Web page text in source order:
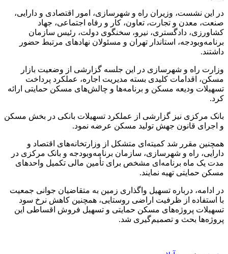
در این نشست، وزیران راه و شهرسازی، امور اقتصادی و دارایی،
صنعت، معدن و تجارت، تعاون، کار و رفاه اجتماعی، جهاد
کشاورزی، دادگستری، نیرو، سخنگوی دولت، رئیس سازمان
برنامه‌وبودجه، استاندار تهران و مسئولان نهادهای مرتبط حضور
داشتند.
وزارت راه و شهرسازی در این جلسه گزارشی از وضعیت بازار
مسکن، اقدامات کلیدی بسته مدیریت اجاره، عملکرد پرداخت
تسهیلات ودیعه مسکن و برنامه‌ها و چالش‌های مسکن حمایتی ارائه
کرد.
بانک مرکزی نیز گزارشی از عملکرد تسهیلات بانکی در بخش مسکن
و اجرای قانون جهش تولید مسکن عرضه نمود.
همچنین مقرر شد کمیته‌ای متشکل از وزارتخانه‌های اقتصاد و
دارایی، راه و شهرسازی، سازمان برنامه‌وبودجه و بانک مرکزی در
مدت یک ماه برنامه‌ای مشخص برای تأمین مالی تکمیل واحدهای
مسکن حمایتی تهیه نمایند.
در ادامه، درباره تسهیل واگذاری زمین به متقاضیان جوانی جمعیت
با استفاده از ظرفیت اراضی روستایی، همچنین کاهش نرخ سود
تسهیلات پروژه‌های مسکن حمایتی و تسهیل فروش اقساطی این
پروژه‌ها بحث و تصمیم‌گیری شد.